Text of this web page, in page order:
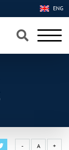
×
×
ENG
- A +